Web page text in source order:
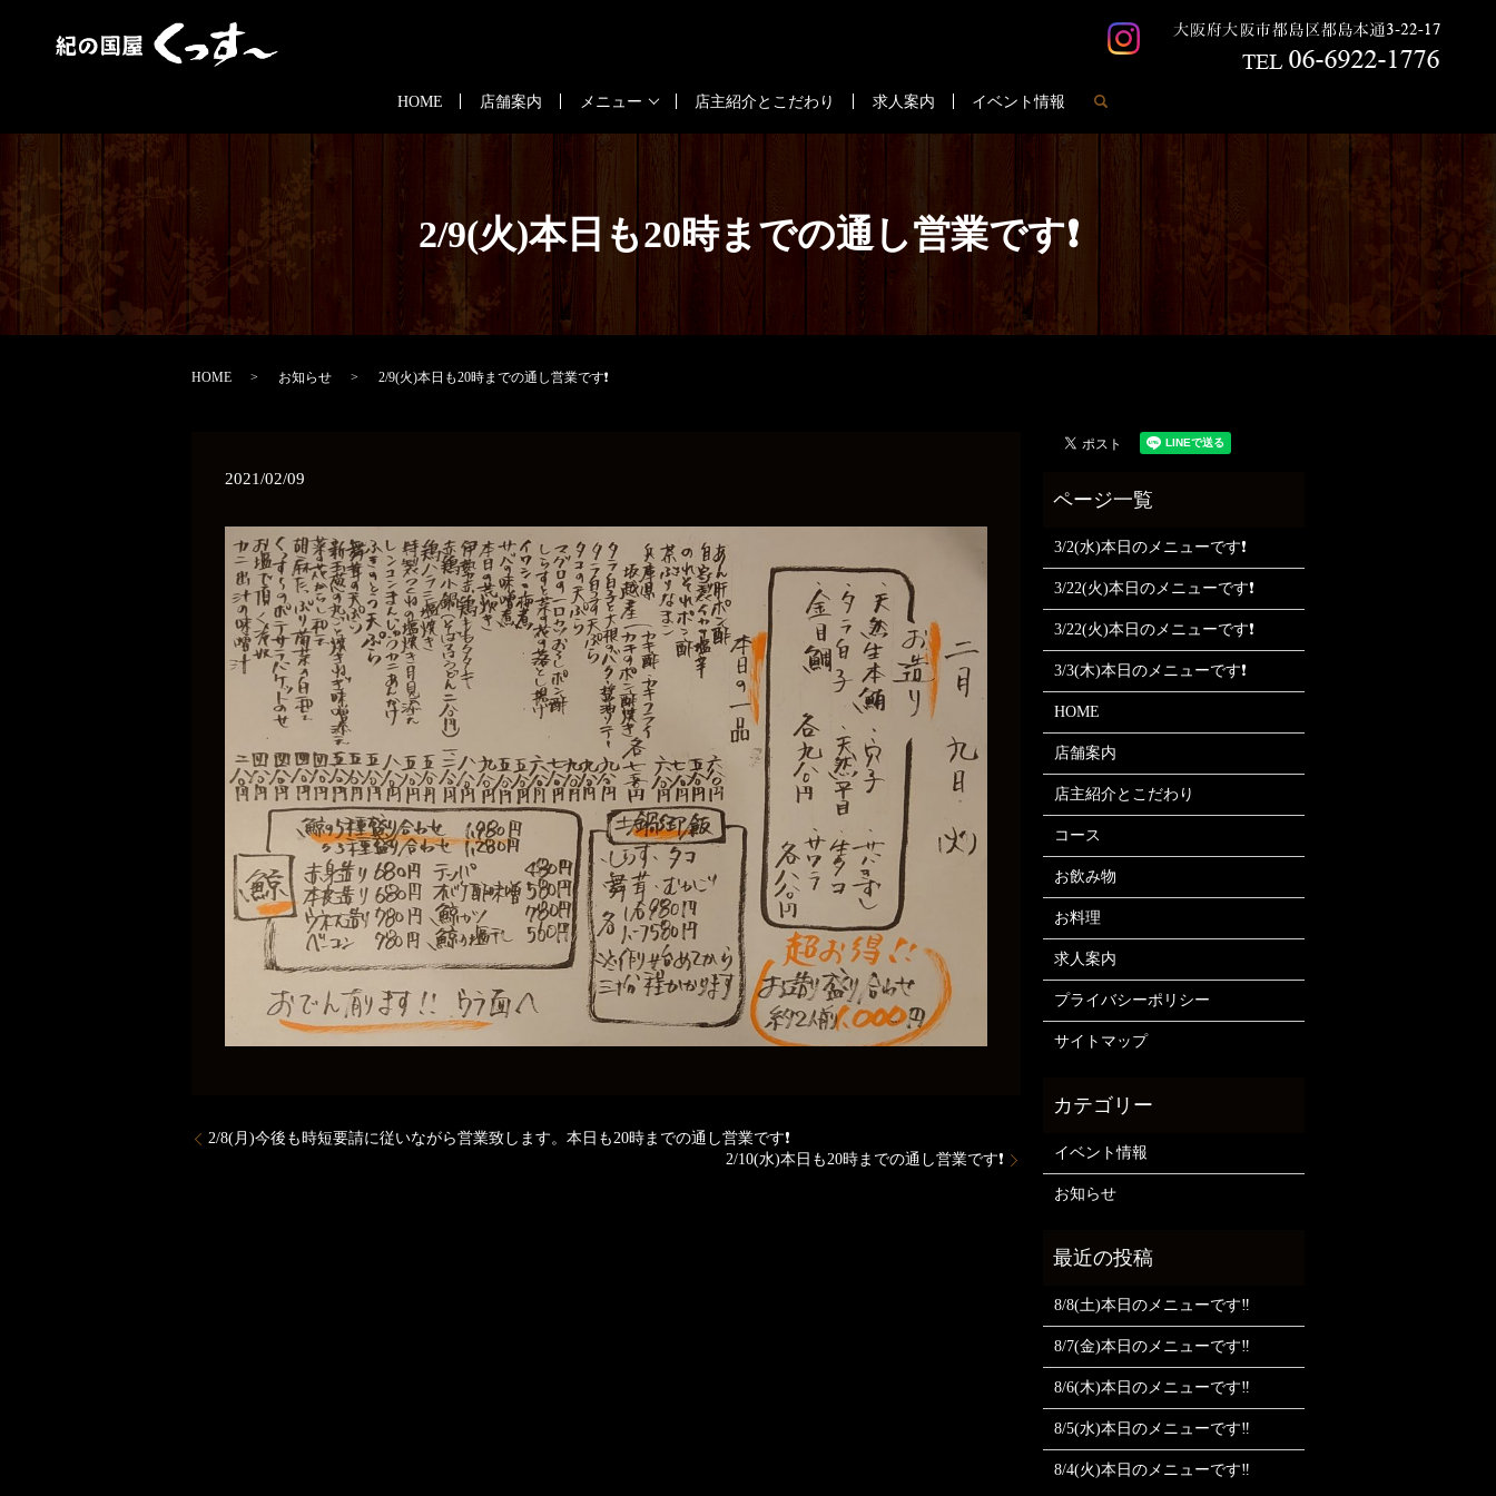
HOME 店舗案内 メニュー 店主紹介とこだわり 求人案内 イベント情報
2/9(火)本日も20時までの通し営業です❗
HOME お知らせ 2/9(火)本日も20時までの通し営業です❗
2021/02/09
2/8(月)今後も時短要請に従いながら営業致します。本日も20時までの通し営業です❗
2/10(水)本日も20時までの通し営業です❗
3/2(水)本日のメニューです❗
3/22(火)本日のメニューです❗
3/22(火)本日のメニューです❗
3/3(木)本日のメニューです❗
HOME
店舗案内
店主紹介とこだわり
コース
お飲み物
お料理
求人案内
プライバシーポリシー
サイトマップ
イベント情報
お知らせ
8/8(土)本日のメニューです‼️
8/7(金)本日のメニューです‼️
8/6(木)本日のメニューです‼️
8/5(水)本日のメニューです‼️
8/4(火)本日のメニューです‼️